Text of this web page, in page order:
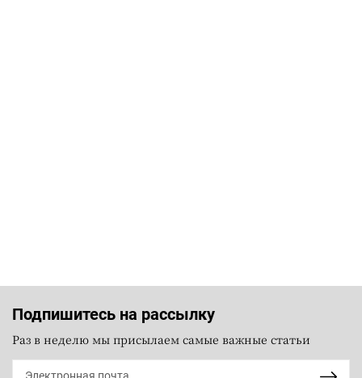
Подпишитесь на рассылку
Раз в неделю мы присылаем самые важные статьи